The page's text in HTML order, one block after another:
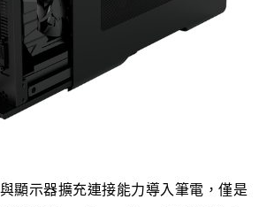
顯示器擴充連接能力導入筆電，僅是